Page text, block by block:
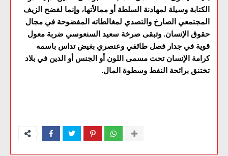
الكتابة وسيلة لمهادنة السلطة أو ممالأتها، وإنما لفضح الزيف
المجتمعي الصارخ والتصدي لمغالطاته المفضوحة في مجال
حقوق الإنسان. وتبقى صرخة سعيد السنعوسي ضربة معول
قوية في جدار فصل طائفي وعنصري بغيض تداس باسمه
كرامة الإنسان تحت مسمى اللون أو الجنس أو الدين في بلاد
تختنق برائحة النفط وسطوة المال.